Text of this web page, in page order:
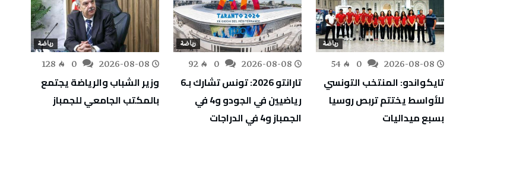
رياضة
2026-08-08
54
تايكواندو: المنتخب التونسي
للأواسط يختتم تربص روسيا
بسبع ميداليات
رياضة
2026-08-08
92
تارانتو 2026: تونس تشارك بـ6
رياضيين في الجودو و4 في
الجمباز و4 في الدراجات
رياضة
2026-08-08
128
وزير الشباب والرياضة يجتمع
بالمكتب الجامعي للجمباز